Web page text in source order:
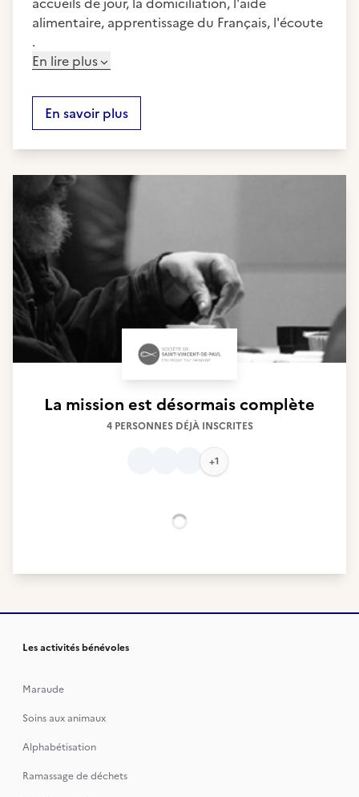
alimentaire, apprentissage du Français, l'écoute
.
En lire plus
En savoir plus
La mission est désormais complète
4 PERSONNES DÉJÀ INSCRITES
+1
Les activités bénévoles
Maraude
Soins aux animaux
Alphabétisation
Ramassage de déchets